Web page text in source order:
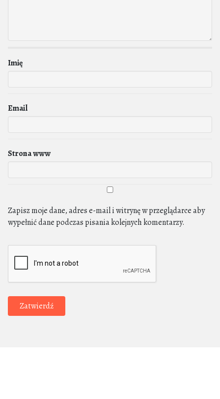
Imię
Email
Strona www
Zapisz moje dane, adres e-mail i witrynę w przeglądarce aby
wypełnić dane podczas pisania kolejnych komentarzy.